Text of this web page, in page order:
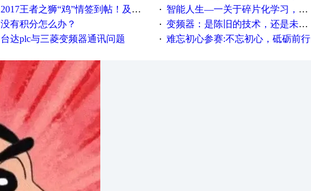
2017王者之狮“鸡”情签到帖！及时更新在线研讨会预告 · 智能人生—一关于碎片化学习，看这一篇就够了！
没有积分怎么办？ · 变频器：是陈旧的技术，还是未来的幕后英雄？
台达plc与三菱变频器通讯问题 · 难忘初心参赛:不忘初心，砥砺前行